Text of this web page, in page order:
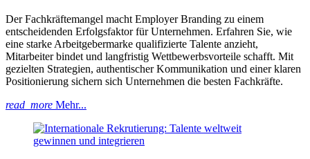
Der Fachkräftemangel macht Employer Branding zu einem
entscheidenden Erfolgsfaktor für Unternehmen. Erfahren Sie, wie
eine starke Arbeitgebermarke qualifizierte Talente anzieht,
Mitarbeiter bindet und langfristig Wettbewerbsvorteile schafft. Mit
gezielten Strategien, authentischer Kommunikation und einer klaren
Positionierung sichern sich Unternehmen die besten Fachkräfte.
read_more Mehr...